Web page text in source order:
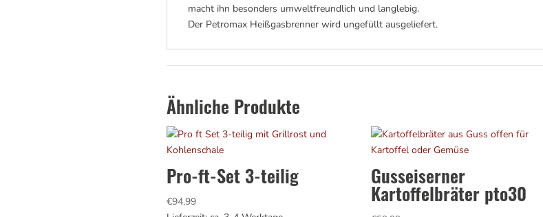
macht ihn besonders umweltfreundlich und langlebig.
Der Petromax Heißgasbrenner wird ungefüllt ausgeliefert.
Ähnliche Produkte
Pro-ft-Set 3-teilig
€94,99
Gusseiserner
Kartoffelbräter pto30